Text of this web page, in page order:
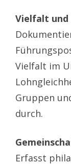
Vielfalt und
Vielfalt im
Gruppen
durch.
Erfasst